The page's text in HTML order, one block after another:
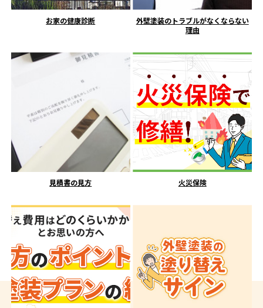
お家の健康診断
外壁塗装のトラブルがなくならない
理由
見積書の見方 火災保険